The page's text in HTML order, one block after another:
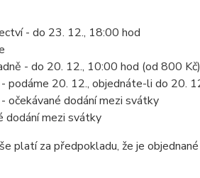
- do 23. 12., 18:00 hod
- do 20. 12., 10:00 hod (od 800 Kč)
podáme 20. 12., objednáte-li do 20.
očekávané dodání mezi svátky
dodání mezi svátky
platí za předpokladu, že je